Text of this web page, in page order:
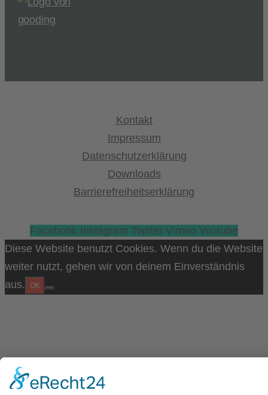
Kontakt
Impressum
Datenschutzerklärung
Downloads
Barrierefreiheitserklärung
Facebook Instagram Twitter Vimeo Youtube
Diese Website benutzt Cookies. Wenn du die Website
weiter nutzt, gehen wir von deinem Einverständnis
aus.
OK